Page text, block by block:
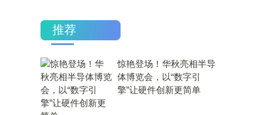
推荐
惊艳登场！华秋亮相半导
体博览会，以“数字引
擎”让硬件创新更简单